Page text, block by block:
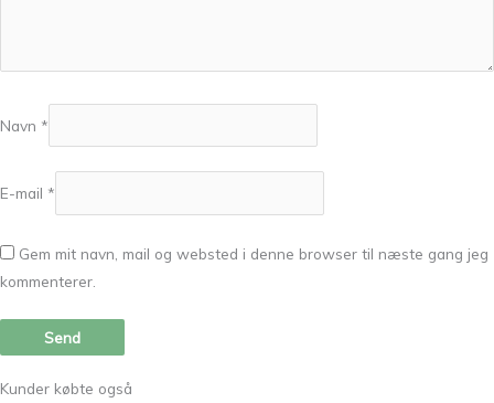
Navn *
E-mail *
Gem mit navn, mail og websted i denne browser til næste gang jeg
kommenterer.
Kunder købte også